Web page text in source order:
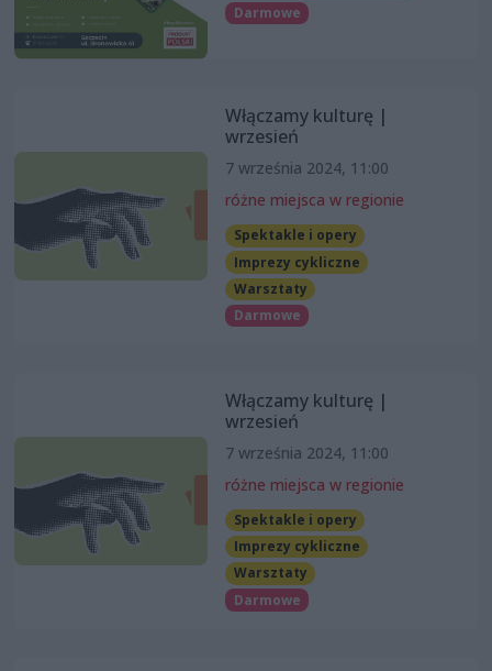
Darmowe
Włączamy kulturę |
wrzesień
7 września 2024, 11:00
różne miejsca w regionie
Spektakle i opery
Imprezy cykliczne
Warsztaty
Darmowe
Włączamy kulturę |
wrzesień
7 września 2024, 11:00
różne miejsca w regionie
Spektakle i opery
Imprezy cykliczne
Warsztaty
Darmowe